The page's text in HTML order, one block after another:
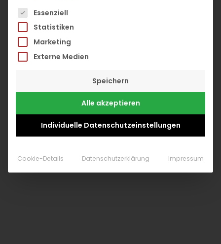
0
Es folgt eine Liste der Service-Gruppen, für die
Essenziell
Statistiken
Marketing
Externe Medien
Speichern
Alle akzeptieren
Individuelle Datenschutzeinstellungen
Cookie-Details Datenschutzerklärung Impressum